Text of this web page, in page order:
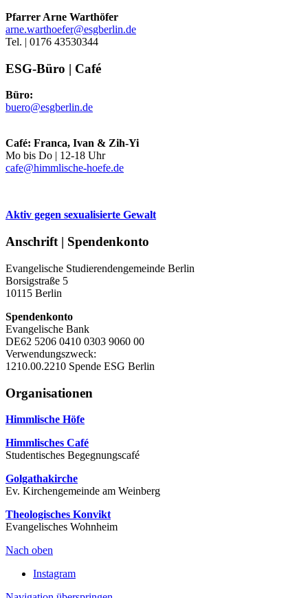
Pfarrer Arne Warthöfer
arne.warthoefer@esgberlin.de
Tel. | 0176 43530344
ESG-Büro | Café
Büro:
buero@esgberlin.de
Café: Franca, Ivan & Zih-Yi
Mo bis Do | 12-18 Uhr
cafe@himmlische-hoefe.de
Aktiv gegen sexualisierte Gewalt
Anschrift | Spendenkonto
Evangelische Studierendengemeinde Berlin
Borsigstraße 5
10115 Berlin
Spendenkonto
Evangelische Bank
DE62 5206 0410 0303 9060 00
Verwendungszweck:
1210.00.2210 Spende ESG Berlin
Organisationen
Himmlische Höfe
Himmlisches Café
Studentisches Begegnungscafé
Golgathakirche
Ev. Kirchengemeinde am Weinberg
Theologisches Konvikt
Evangelisches Wohnheim
Nach oben
Instagram